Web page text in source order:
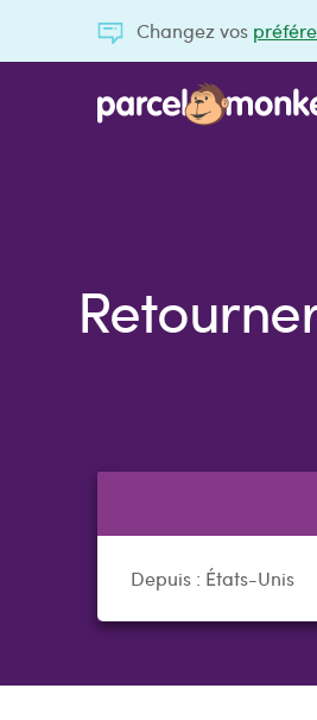
Changez vos
Depuis : États-Unis